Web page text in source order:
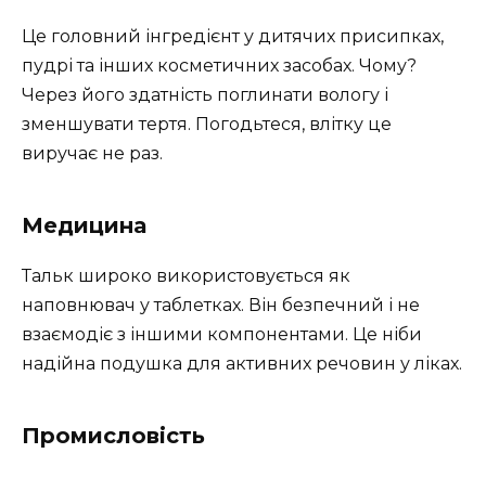
Це головний інгредієнт у дитячих присипках,
пудрі та інших косметичних засобах. Чому?
Через його здатність поглинати вологу і
зменшувати тертя. Погодьтеся, влітку це
виручає не раз.
Медицина
Тальк широко використовується як
наповнювач у таблетках. Він безпечний і не
взаємодіє з іншими компонентами. Це ніби
надійна подушка для активних речовин у ліках.
Промисловість